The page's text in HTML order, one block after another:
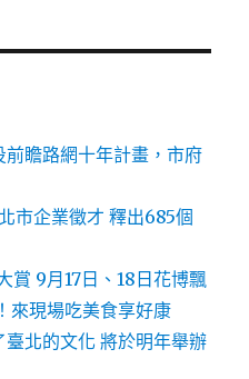
瞻路網十年計畫，市府
市企業徵才 釋出685個
賞 9月17日、18日花博飄
來現場吃美食享好康
北的文化 將於明年舉辦